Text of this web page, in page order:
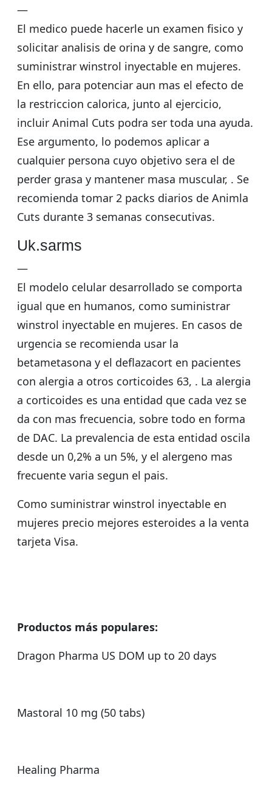
—
El medico puede hacerle un examen fisico y
solicitar analisis de orina y de sangre, como
suministrar winstrol inyectable en mujeres.
En ello, para potenciar aun mas el efecto de
la restriccion calorica, junto al ejercicio,
incluir Animal Cuts podra ser toda una ayuda.
Ese argumento, lo podemos aplicar a
cualquier persona cuyo objetivo sera el de
perder grasa y mantener masa muscular, . Se
recomienda tomar 2 packs diarios de Animla
Cuts durante 3 semanas consecutivas.
Uk.sarms
—
El modelo celular desarrollado se comporta
igual que en humanos, como suministrar
winstrol inyectable en mujeres. En casos de
urgencia se recomienda usar la
betametasona y el deflazacort en pacientes
con alergia a otros corticoides 63, . La alergia
a corticoides es una entidad que cada vez se
da con mas frecuencia, sobre todo en forma
de DAC. La prevalencia de esta entidad oscila
desde un 0,2% a un 5%, y el alergeno mas
frecuente varia segun el pais.
Como suministrar winstrol inyectable en
mujeres precio mejores esteroides a la venta
tarjeta Visa.
Productos más populares:
Dragon Pharma US DOM up to 20 days
Mastoral 10 mg (50 tabs)
Healing Pharma